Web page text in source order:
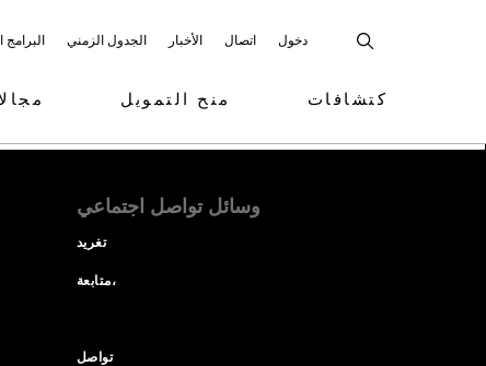
الجدول الزمني الأخبار اتصال دخول
منح التمويل كتشافات
وسائل تواصل اجتماعي
تغريد
متابعة،
تواصل